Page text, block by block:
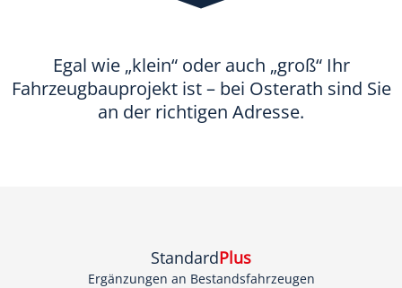
Egal wie „klein“ oder auch „groß“ Ihr
Fahrzeugbauprojekt ist – bei Osterath sind Sie
an der richtigen Adresse.
StandardPlus
Ergänzungen an Bestandsfahrzeugen